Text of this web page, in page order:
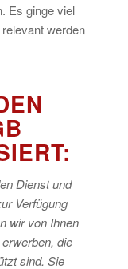
Es ginge viel
werden
Dienst und
Verfügung
wir von Ihnen
die
sind. Sie